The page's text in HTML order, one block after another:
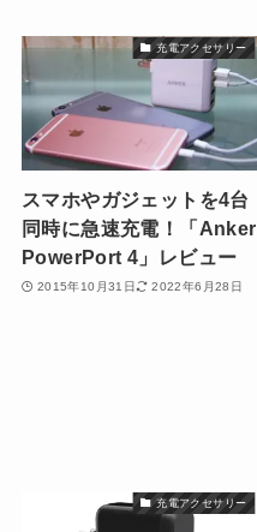
充電アクセサリー
スマホやガジェットを4台
同時に急速充電！「Anker
PowerPort 4」レビュー
2015年10月31日 2022年6月28日
充電アクセサリー